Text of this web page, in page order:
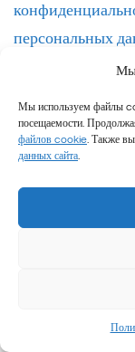
Мы
Мы используем файлы
посещаемости.
файлов cookie. Также вы
данных сайта.
персональных
файлов cookie
Семейные
Все права защищены.
принадлежат Дееву
обработки